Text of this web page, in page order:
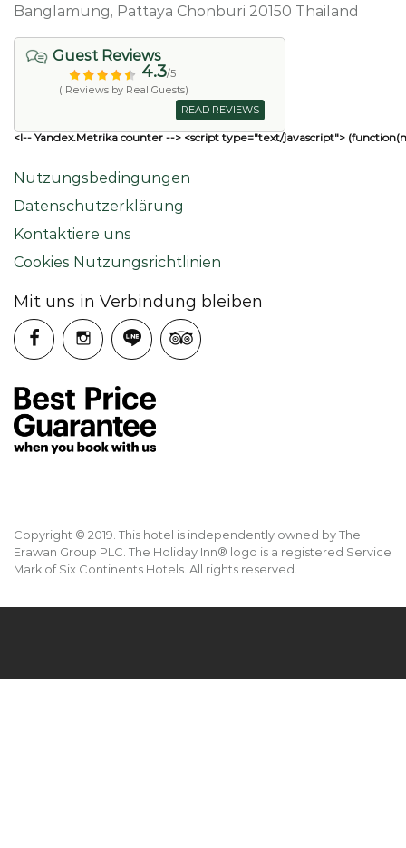
Banglamung, Pattaya Chonburi 20150 Thailand
Guest Reviews
4.3/5
( Reviews by Real Guests)
READ REVIEWS
<!-- Yandex.Metrika counter --> <script type="text/javascript">
Nutzungsbedingungen
Datenschutzerklärung
Kontaktiere uns
Cookies Nutzungsrichtlinien
Mit uns in Verbindung bleiben
Copyright © 2019. This hotel is independently owned by The
Erawan Group PLC. The Holiday Inn® logo is a registered Service
Mark of Six Continents Hotels. All rights reserved.